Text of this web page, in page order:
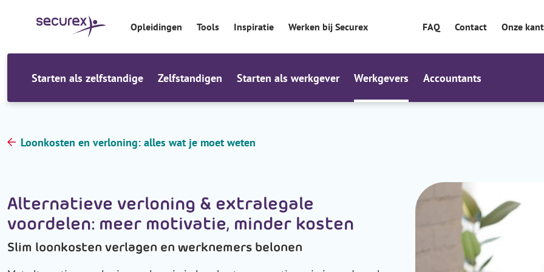
Opleidingen Tools Inspiratie Werken bij Securex FAQ Contact Onze
Starten als zelfstandige Zelfstandigen Starten als werkgever Werkgevers Accountants
Loonkosten en verloning: alles wat je moet weten
Alternatieve verloning & extralegale
voordelen: meer motivatie, minder kosten
Slim loonkosten verlagen en werknemers belonen